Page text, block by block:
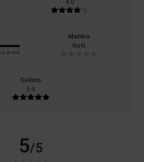
4.0
grand
Matière
NaN
Coloris
5.0
5/5